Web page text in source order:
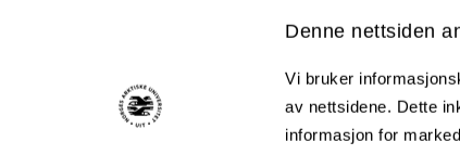
Denne nettsiden
Vi bruker
av nettsidene. Dette
informasjon for